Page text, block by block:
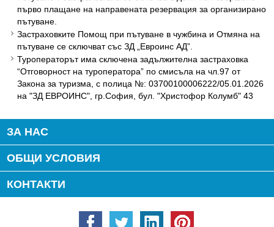
първо плащане на направената резервация за организирано
пътуване.
Застраховките Помощ при пътуване в чужбина и Отмяна на
пътуване се сключват със ЗД „Евроинс АД”.
Туроператорът има сключена задължителна застраховка
“Отговорност на туроператора” по смисъла на чл.97 от
Закона за туризма, с полица №: 03700100006222/05.01.2026
на "ЗД ЕВРОИНС", гр.София, бул. "Христофор Колумб" 43
ЗА НАС
ОБЩИ УСЛОВИЯ
КОНТАКТИ